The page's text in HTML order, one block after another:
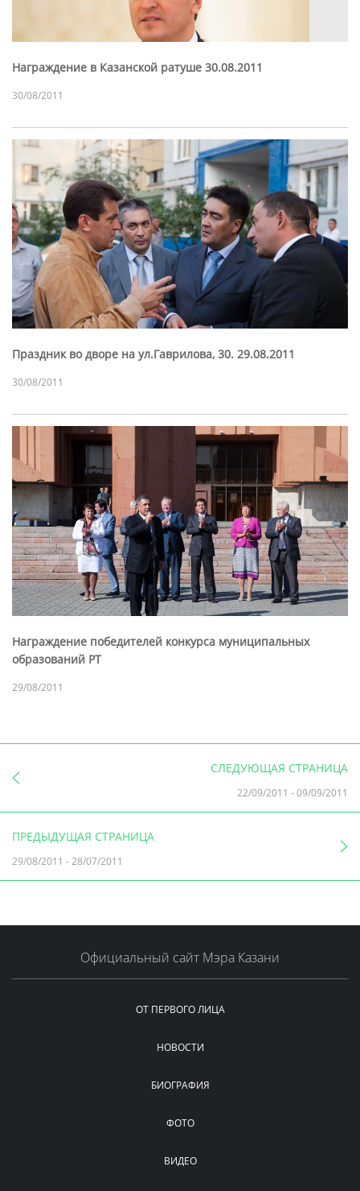
Награждение в Казанской ратуше 30.08.2011
30/08/2011
Праздник во дворе на ул.Гаврилова, 30. 29.08.2011
30/08/2011
Награждение победителей конкурса муниципальных
образований РТ
29/08/2011
СЛЕДУЮЩАЯ СТРАНИЦА
22/09/2011 -09/09/2011
ПРЕДЫДУЩАЯ СТРАНИЦА
29/08/2011 -28/07/2011
Официальный сайт Мэра Казани
ОТ ПЕРВОГО ЛИЦА
НОВОСТИ
БИОГРАФИЯ
ФОТО
ВИДЕО